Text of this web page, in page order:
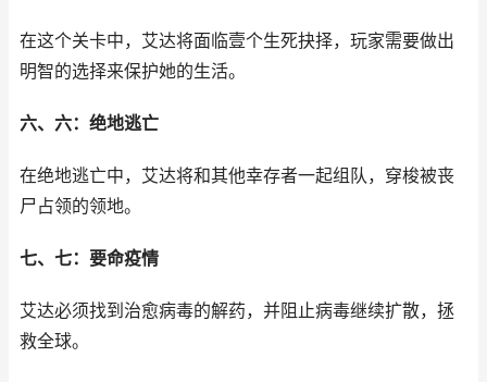
在这个关卡中，艾达将面临壹个生死抉择，玩家需要做出
明智的选择来保护她的生活。
六、六：绝地逃亡
在绝地逃亡中，艾达将和其他幸存者一起组队，穿梭被丧
尸占领的领地。
七、七：要命疫情
艾达必须找到治愈病毒的解药，并阻止病毒继续扩散，拯
救全球。